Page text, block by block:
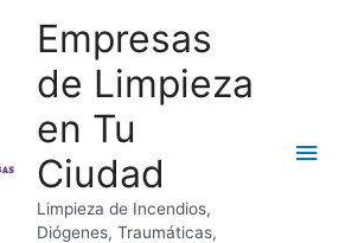
Empresas
de Limpieza
en Tu
Ciudad
Limpieza de Incendios,
Diógenes, Traumáticas,